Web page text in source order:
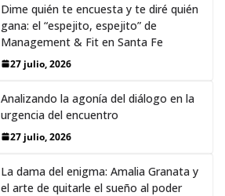
Dime quién te encuesta y te diré quién
gana: el “espejito, espejito” de
Management & Fit en Santa Fe
27 julio, 2026
Analizando la agonía del diálogo en la
urgencia del encuentro
27 julio, 2026
La dama del enigma: Amalia Granata y
el arte de quitarle el sueño al poder